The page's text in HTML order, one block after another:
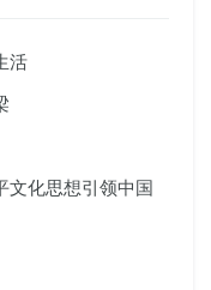
活
化思想引领中国